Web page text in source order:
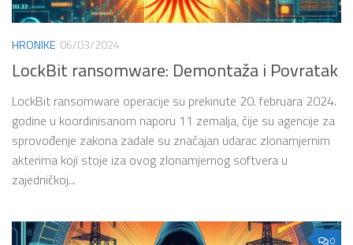
HRONIKE 06/03/2024
LockBit ransomware: Demontaža i Povratak
LockBit ransomware operacije su prekinute 20. februara 2024.
godine u koordinisanom naporu 11 zemalja, čije su agencije za
sprovođenje zakona zadale su značajan udarac zlonamjernim
akterima koji stoje iza ovog zlonamjernog softvera u
zajedničkoj...
0